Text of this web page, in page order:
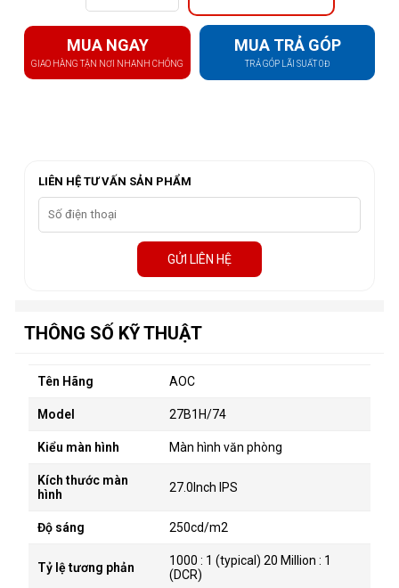
MUA NGAY
GIAO HÀNG TẬN NƠI NHANH CHÓNG
MUA TRẢ GÓP
TRẢ GÓP LÃI SUẤT 0Đ
LIÊN HỆ TƯ VẤN SẢN PHẨM
GỬI LIÊN HỆ
THÔNG SỐ KỸ THUẬT
Tên Hãng AOC
Model 27B1H/74
Kiểu màn hình Màn hình văn phòng
Kích thước màn
hình
27.0Inch IPS
Độ sáng 250cd/m2
Tỷ lệ tương phản
1000 : 1 (typical) 20 Million : 1
(DCR)